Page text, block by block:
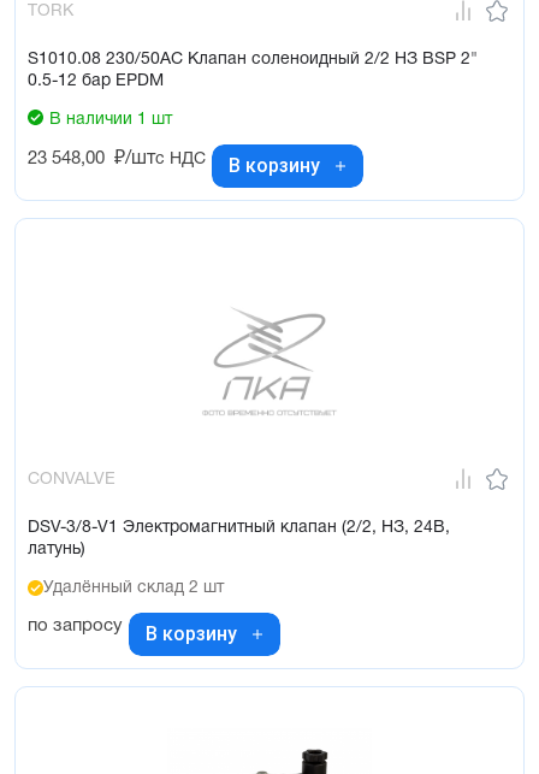
TORK
S1010.08 230/50AC Клапан соленоидный 2/2 НЗ BSP 2"
0.5-12 бар EPDM
В наличии 1 шт
23 548,00 ₽/штс НДС В корзину
CONVALVE
DSV-3/8-V1 Электромагнитный клапан (2/2, НЗ, 24В,
латунь)
Удалённый склад 2 шт
по запросу В корзину